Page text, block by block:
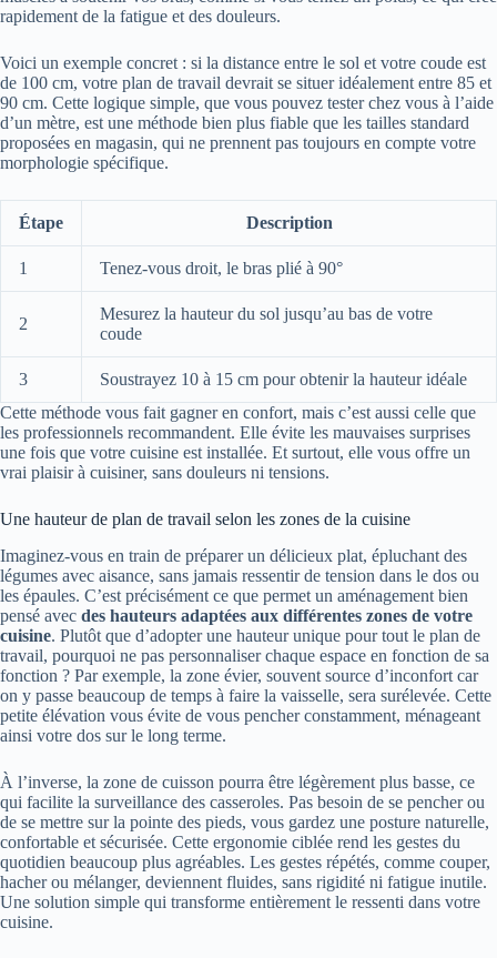
rapidement de la fatigue et des douleurs.
Voici un exemple concret : si la distance entre le sol et votre coude est
de 100 cm, votre plan de travail devrait se situer idéalement entre 85 et
90 cm. Cette logique simple, que vous pouvez tester chez vous à l’aide
d’un mètre, est une méthode bien plus fiable que les tailles standard
proposées en magasin, qui ne prennent pas toujours en compte votre
morphologie spécifique.
Étape Description
1 Tenez-vous droit, le bras plié à 90°
2
Mesurez la hauteur du sol jusqu’au bas de votre
coude
3
Soustrayez 10 à 15 cm pour obtenir la hauteur idéale
Cette méthode vous fait gagner en confort, mais c’est aussi celle que
les professionnels recommandent. Elle évite les mauvaises surprises
une fois que votre cuisine est installée. Et surtout, elle vous offre un
vrai plaisir à cuisiner, sans douleurs ni tensions.
Une hauteur de plan de travail selon les zones de la cuisine
Imaginez-vous en train de préparer un délicieux plat, épluchant des
légumes avec aisance, sans jamais ressentir de tension dans le dos ou
les épaules. C’est précisément ce que permet un aménagement bien
pensé avec des hauteurs adaptées aux différentes zones de votre
cuisine. Plutôt que d’adopter une hauteur unique pour tout le plan de
travail, pourquoi ne pas personnaliser chaque espace en fonction de sa
fonction ? Par exemple, la zone évier, souvent source d’inconfort car
on y passe beaucoup de temps à faire la vaisselle, sera surélevée. Cette
petite élévation vous évite de vous pencher constamment, ménageant
ainsi votre dos sur le long terme.
À l’inverse, la zone de cuisson pourra être légèrement plus basse, ce
qui facilite la surveillance des casseroles. Pas besoin de se pencher ou
de se mettre sur la pointe des pieds, vous gardez une posture naturelle,
confortable et sécurisée. Cette ergonomie ciblée rend les gestes du
quotidien beaucoup plus agréables. Les gestes répétés, comme couper,
hacher ou mélanger, deviennent fluides, sans rigidité ni fatigue inutile.
Une solution simple qui transforme entièrement le ressenti dans votre
cuisine.